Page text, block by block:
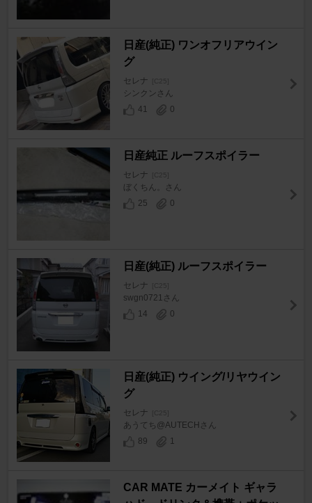
日産(純正) ワンオフリアウイン
グ
セレナ
シンクンさん
41
0
日産純正 ルーフスポイラー
セレナ
ぼくちん。さん
25
0
日産(純正) ルーフスポイラー
セレナ
swgn0721さん
14
0
日産(純正) ウイング/リヤウイン
グ
セレナ
あうてち@AUTECHさん
89
1
CAR MATE カーメイト ギャラ